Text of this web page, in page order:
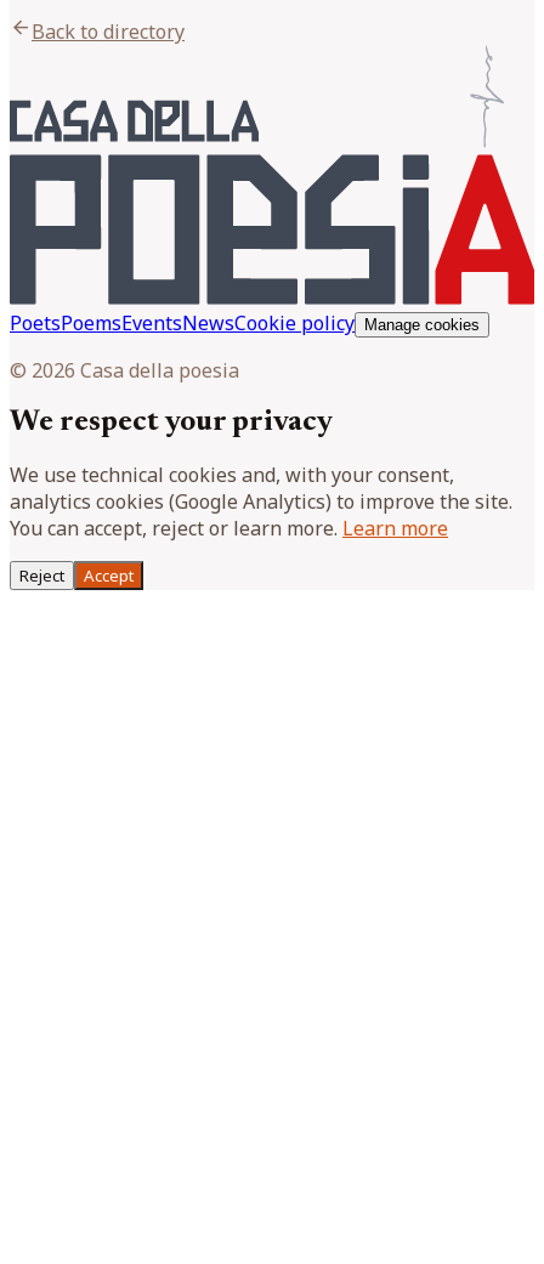
arrow_backBack to directory
PoetsPoemsEventsNewsCookie policy Manage cookies
© 2026 Casa della poesia
We respect your privacy
We use technical cookies and, with your consent,
analytics cookies (Google Analytics) to improve the site.
You can accept, reject or learn more. Learn more
Reject Accept